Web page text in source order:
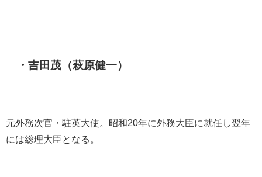
・吉田茂（萩原健一）
元外務次官・駐英大使。昭和20年に外務大臣に就任し翌年
には総理大臣となる。